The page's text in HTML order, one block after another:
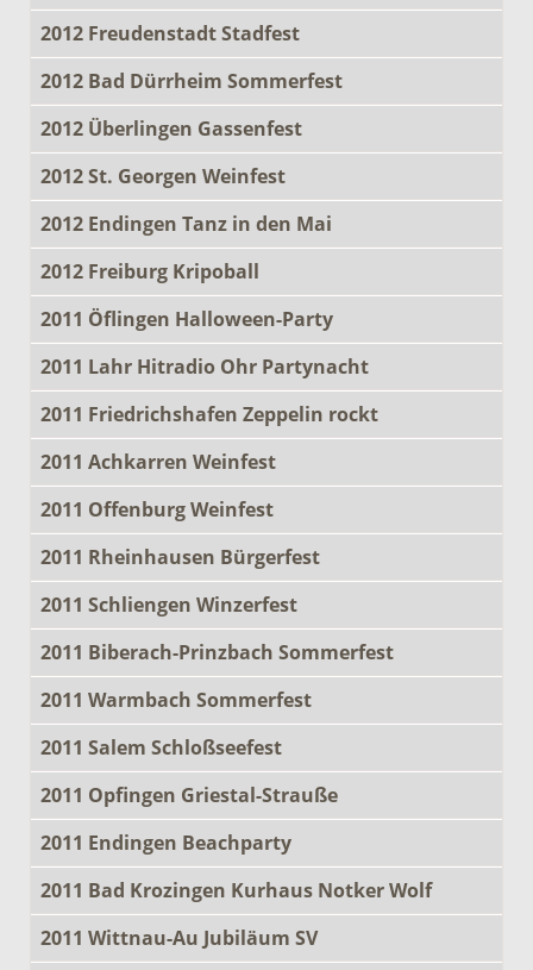
2012 Freudenstadt Stadfest
2012 Bad Dürrheim Sommerfest
2012 Überlingen Gassenfest
2012 St. Georgen Weinfest
2012 Endingen Tanz in den Mai
2012 Freiburg Kripoball
2011 Öflingen Halloween-Party
2011 Lahr Hitradio Ohr Partynacht
2011 Friedrichshafen Zeppelin rockt
2011 Achkarren Weinfest
2011 Offenburg Weinfest
2011 Rheinhausen Bürgerfest
2011 Schliengen Winzerfest
2011 Biberach-Prinzbach Sommerfest
2011 Warmbach Sommerfest
2011 Salem Schloßseefest
2011 Opfingen Griestal-Strauße
2011 Endingen Beachparty
2011 Bad Krozingen Kurhaus Notker Wolf
2011 Wittnau-Au Jubiläum SV